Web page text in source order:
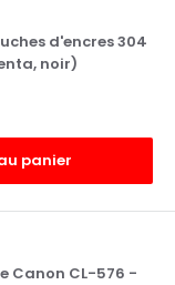
d'encres 304
noir)
panier
Canon CL-576 -